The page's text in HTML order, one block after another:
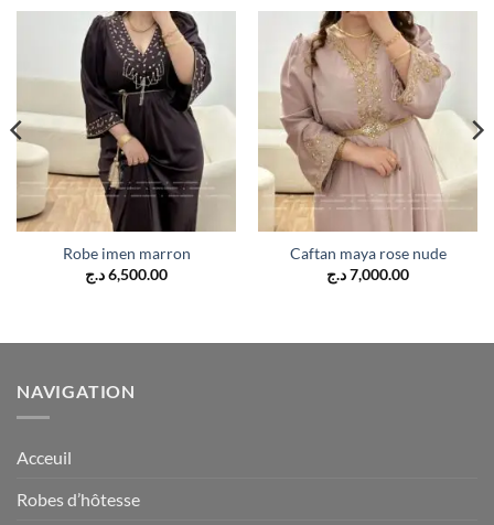
Robe imen marron
6,500.00د.ج
Caftan maya rose nude
7,000.00د.ج
NAVIGATION
Acceuil
Robes d’hôtesse